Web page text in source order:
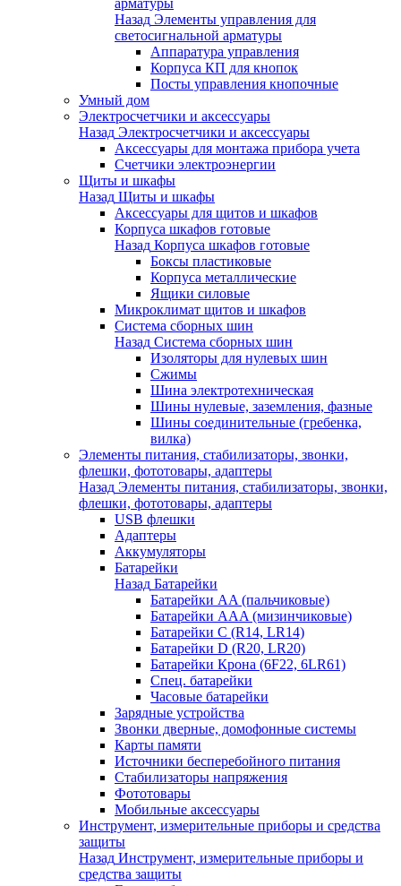
арматуры
Назад Элементы управления для
светосигнальной арматуры
Аппаратура управления
Корпуса КП для кнопок
Посты управления кнопочные
Умный дом
Электросчетчики и аксессуары
Назад Электросчетчики и аксессуары
Аксессуары для монтажа прибора учета
Счетчики электроэнергии
Щиты и шкафы
Назад Щиты и шкафы
Аксессуары для щитов и шкафов
Корпуса шкафов готовые
Назад Корпуса шкафов готовые
Боксы пластиковые
Корпуса металлические
Ящики силовые
Микроклимат щитов и шкафов
Система сборных шин
Назад Система сборных шин
Изоляторы для нулевых шин
Сжимы
Шина электротехническая
Шины нулевые, заземления, фазные
Шины соединительные (гребенка,
вилка)
Элементы питания, стабилизаторы, звонки,
флешки, фототовары, адаптеры
Назад Элементы питания, стабилизаторы, звонки,
флешки, фототовары, адаптеры
USB флешки
Адаптеры
Аккумуляторы
Батарейки
Назад Батарейки
Батарейки AA (пальчиковые)
Батарейки AAA (мизинчиковые)
Батарейки C (R14, LR14)
Батарейки D (R20, LR20)
Батарейки Крона (6F22, 6LR61)
Спец. батарейки
Часовые батарейки
Зарядные устройства
Звонки дверные, домофонные системы
Карты памяти
Источники бесперебойного питания
Стабилизаторы напряжения
Фототовары
Мобильные аксессуары
Инструмент, измерительные приборы и средства
защиты
Назад Инструмент, измерительные приборы и
средства защиты